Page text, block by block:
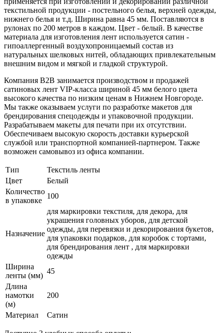
текстильной продукции - постельного белья, верхней одежды,
нижнего белья и т.д. Ширина равна 45 мм. Поставляются в
рулонах по 200 метров в каждом. Цвет - белый. В качестве
материала для изготовления лент используется сатин -
гипоаллергенный воздухопроницаемый состав из
натуральных шелковых нитей, обладающих привлекательным
внешним видом и мягкой и гладкой структурой.
Компания B2B занимается производством и продажей
сатиновых лент VIP-класса шириной 45 мм белого цвета
высокого качества по низким ценам в Нижнем Новгороде.
Мы также оказываем услуги по разработке макетов для
брендирования спецодежды и упаковочной продукции.
Разрабатываем макеты для печати при их отсутствии.
Обеспечиваем высокую скорость доставки курьерской
службой или транспортной компанией-партнером. Также
возможен самовывоз из офиса компании.
Тип
Текстиль ленты
Цвет
Белый
Количество
в упаковке
100
Назначение
для маркировки текстиля, для декора, для
украшения головных уборов, для детской
одежды, для перевязки и декорирования букетов,
для упаковки подарков, для коробок с тортами,
для брендирования лент , для маркировки
одежды
Ширина
ленты (мм)
45
Длина
намотки
(м)
200
Материал Сатин